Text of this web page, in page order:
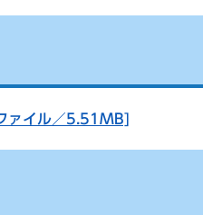
ァイル／5.51MB]